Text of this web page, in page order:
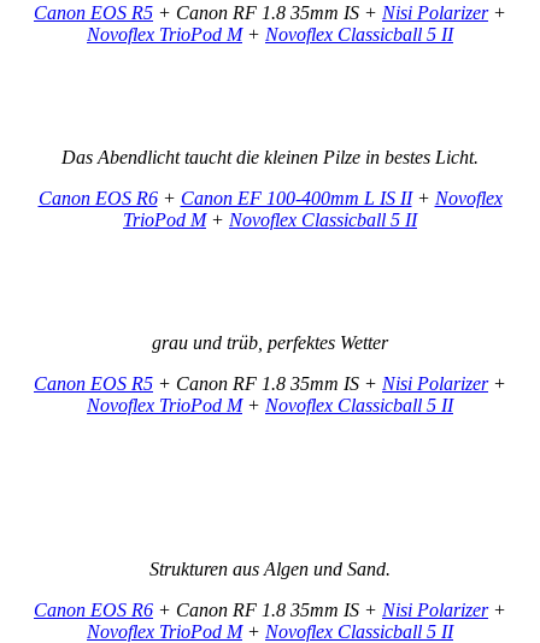
Canon EOS R5 + Canon RF 1.8 35mm IS + Nisi Polarizer+
Novoflex TrioPod M+ Novoflex Classicball 5 II
Das Abendlicht taucht die kleinen Pilze in bestes Licht.
Canon EOS R6+ Canon EF 100-400mm L IS II+ Novoflex
TrioPod M+ Novoflex Classicball 5 II
grau und trüb, perfektes Wetter
Canon EOS R5 + Canon RF 1.8 35mm IS + Nisi Polarizer+
Novoflex TrioPod M+ Novoflex Classicball 5 II
Strukturen aus Algen und Sand.
Canon EOS R6 + Canon RF 1.8 35mm IS + Nisi Polarizer+
Novoflex TrioPod M+ Novoflex Classicball 5 II